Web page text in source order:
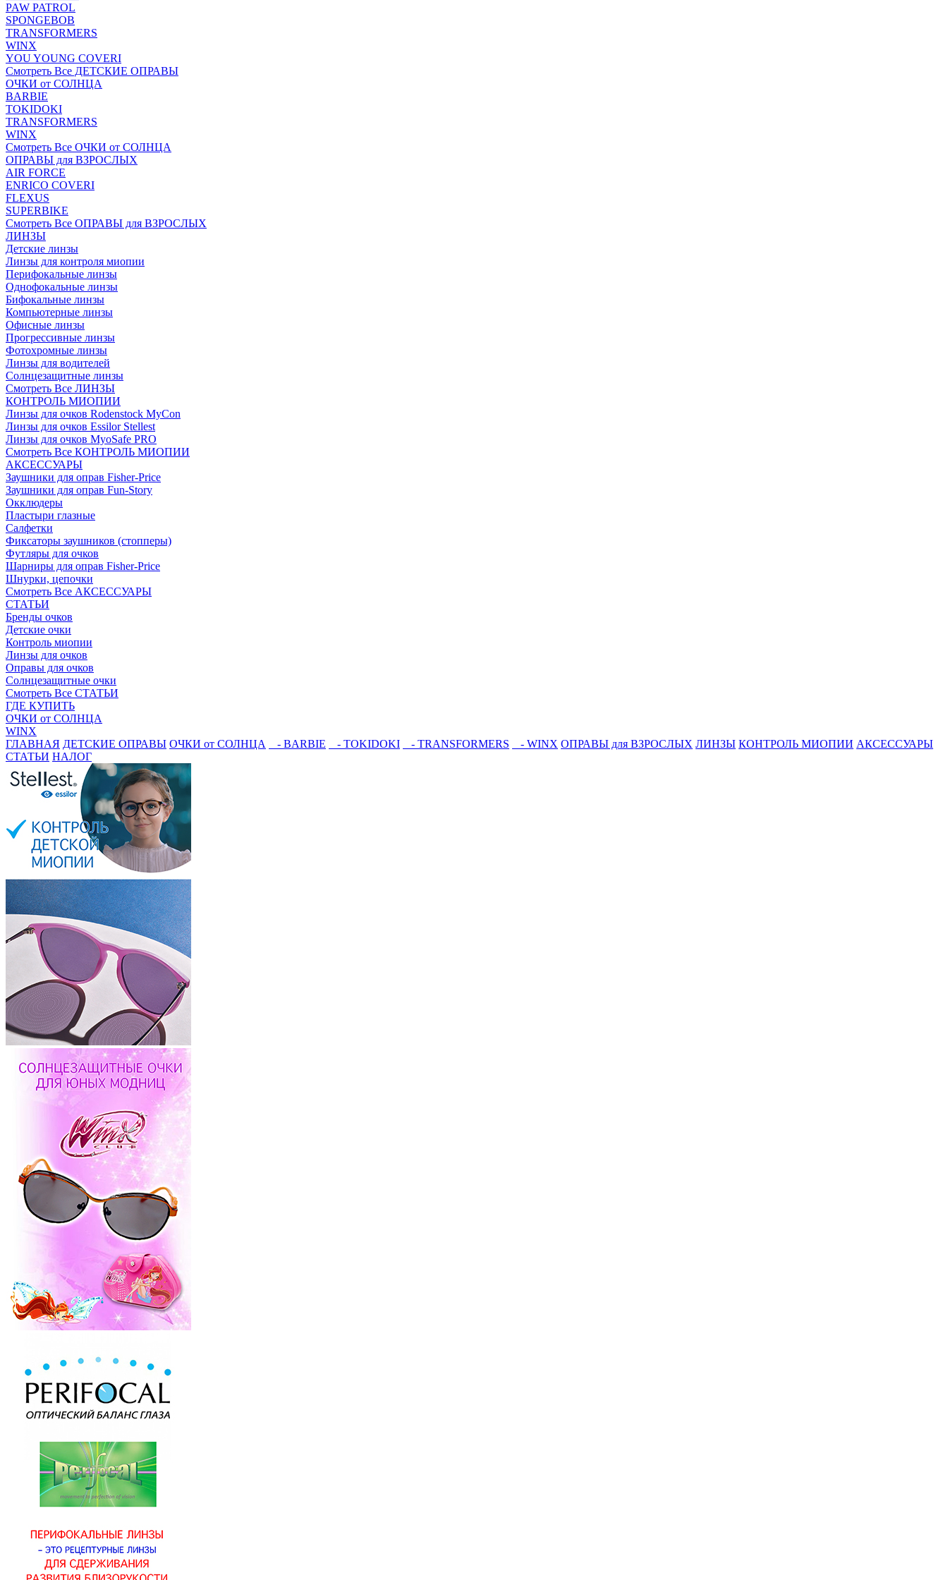
PAW PATROL
SPONGEBOB
TRANSFORMERS
WINX
YOU YOUNG COVERI
Смотреть Все ДЕТСКИЕ ОПРАВЫ
ОЧКИ от СОЛНЦА
BARBIE
TOKIDOKI
TRANSFORMERS
WINX
Смотреть Все ОЧКИ от СОЛНЦА
ОПРАВЫ для ВЗРОСЛЫХ
AIR FORCE
ENRICO COVERI
FLEXUS
SUPERBIKE
Смотреть Все ОПРАВЫ для ВЗРОСЛЫХ
ЛИНЗЫ
Детские линзы
Линзы для контроля миопии
Перифокальные линзы
Однофокальные линзы
Бифокальные линзы
Компьютерные линзы
Офисные линзы
Прогрессивные линзы
Фотохромные линзы
Линзы для водителей
Солнцезащитные линзы
Смотреть Все ЛИНЗЫ
КОНТРОЛЬ МИОПИИ
Линзы для очков Rodenstock MyCon
Линзы для очков Essilor Stellest
Линзы для очков MyoSafe PRO
Смотреть Все КОНТРОЛЬ МИОПИИ
АКСЕССУАРЫ
Заушники для оправ Fisher-Price
Заушники для оправ Fun-Story
Окклюдеры
Пластыри глазные
Салфетки
Фиксаторы заушников (стопперы)
Футляры для очков
Шарниры для оправ Fisher-Price
Шнурки, цепочки
Смотреть Все АКСЕССУАРЫ
СТАТЬИ
Бренды очков
Детские очки
Контроль миопии
Линзы для очков
Оправы для очков
Солнцезащитные очки
Смотреть Все СТАТЬИ
ГДЕ КУПИТЬ
ОЧКИ от СОЛНЦА
WINX
ГЛАВНАЯ ДЕТСКИЕ ОПРАВЫ ОЧКИ от СОЛНЦА - BARBIE - TOKIDOKI - TRANSFORMERS - WINX ОПРАВЫ для ВЗРОСЛЫХ ЛИНЗЫ КОНТРОЛЬ МИОПИИ АКСЕССУАРЫ
СТАТЬИ НАЛОГ